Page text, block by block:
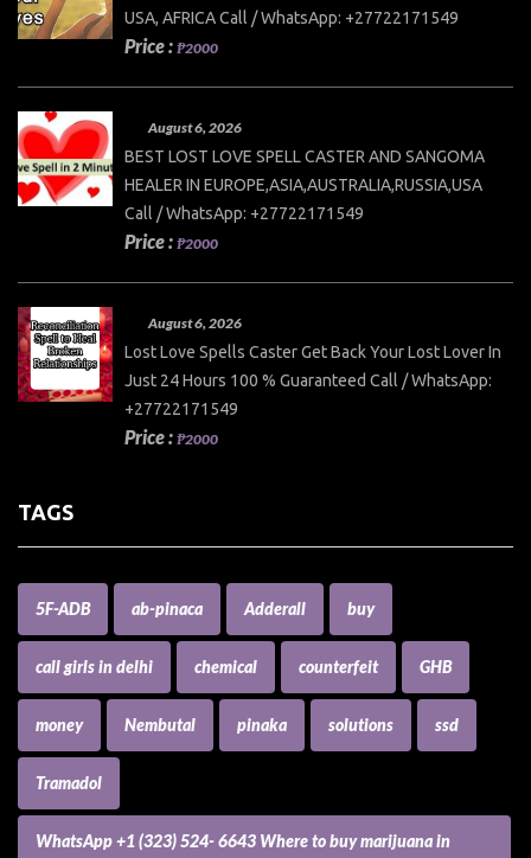
USA, AFRICA Call / WhatsApp: +27722171549
Price : ₱2000
August 6, 2026
BEST LOST LOVE SPELL CASTER AND SANGOMA
HEALER IN EUROPE,ASIA,AUSTRALIA,RUSSIA,USA
Call / WhatsApp: +27722171549
Price : ₱2000
August 6, 2026
Lost Love Spells Caster Get Back Your Lost Lover In
Just 24 Hours 100 % Guaranteed Call / WhatsApp:
+27722171549
Price : ₱2000
TAGS
5F-ADB ab-pinaca Adderall buy
call girls in delhi chemical counterfeit GHB
money Nembutal pinaka solutions ssd
Tramadol
WhatsApp +1 (323) 524- 6643 Where to buy marijuana in